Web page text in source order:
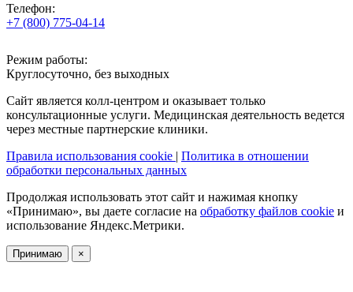
Телефон:
+7 (800) 775-04-14
Режим работы:
Круглосуточно, без выходных
Сайт является колл-центром и оказывает только
консультационные услуги. Медицинская деятельность ведется
через местные партнерские клиники.
Правила использования cookie | Политика в отношении
обработки персональных данных
Продолжая использовать этот сайт и нажимая кнопку
«Принимаю», вы даете согласие на обработку файлов cookie и
использование Яндекс.Метрики.
Принимаю ×